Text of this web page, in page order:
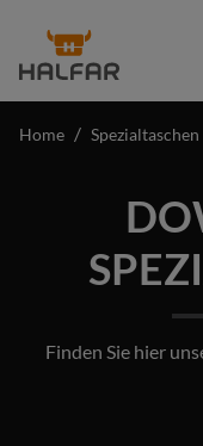
springen
Home / Spezialtaschen
Finden Sie hier